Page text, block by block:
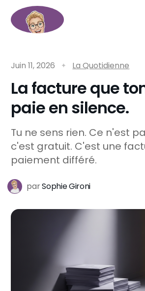
Juin 11, 2026 La Quotidienne
La facture que
paie en silence.
Tu ne sens rien. Ce n'est
c'est gratuit. C'est une
paiement différé.
parSophie Gironi